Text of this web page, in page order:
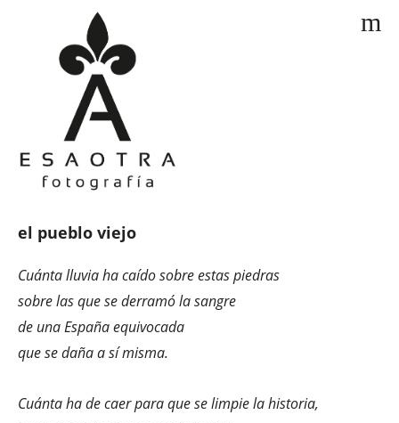
m
el pueblo viejo
Cuánta lluvia ha caído sobre estas piedras
sobre las que se derramó la sangre
de una España equivocada
que se daña a sí misma.
Cuánta ha de caer para que se limpie la historia,